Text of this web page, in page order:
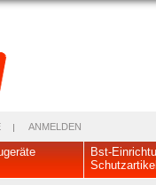
ANMELDEN
Bst-